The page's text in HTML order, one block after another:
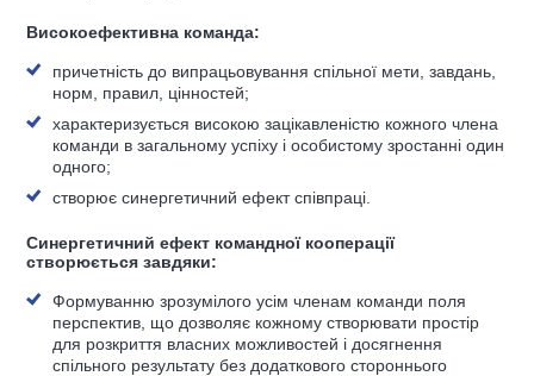
Високоефективна команда:
причетність до випрацьовування спільної мети, завдань,
норм, правил, цінностей;
характеризується високою зацікавленістю кожного члена
команди в загальному успіху і особистому зростанні один
одного;
створює синергетичний ефект співпраці.
Синергетичний ефект командної кооперації
створюється завдяки:
Формуванню зрозумілого усім членам команди поля
перспектив, що дозволяє кожному створювати простір
для розкриття власних можливостей і досягнення
спільного результату без додаткового стороннього